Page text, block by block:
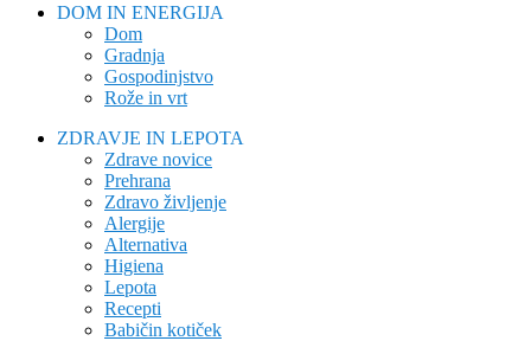
DOM IN ENERGIJA
Dom
Gradnja
Gospodinjstvo
Rože in vrt
ZDRAVJE IN LEPOTA
Zdrave novice
Prehrana
Zdravo življenje
Alergije
Alternativa
Higiena
Lepota
Recepti
Babičin kotiček